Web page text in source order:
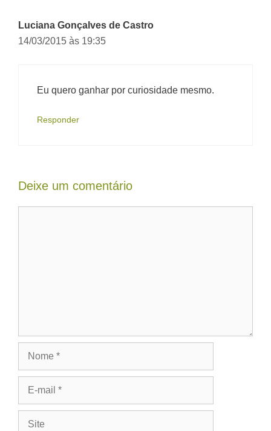
Luciana Gonçalves de Castro
14/03/2015 às 19:35
Eu quero ganhar por curiosidade mesmo.
Responder
Deixe um comentário